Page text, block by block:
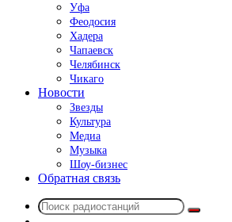
Уфа
Феодосия
Хадера
Чапаевск
Челябинск
Чикаго
Новости
Звезды
Культура
Медиа
Музыка
Шоу-бизнес
Обратная связь
Поиск